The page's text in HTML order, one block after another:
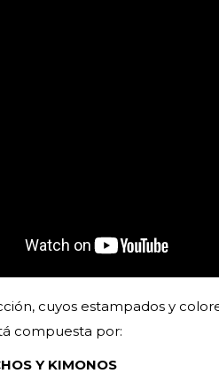
cuyos estampados y
compuesta por:
Y KIMONOS